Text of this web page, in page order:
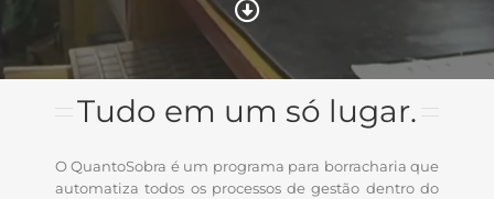
Tudo em um só lugar.
O QuantoSobra é um programa para borracharia que
automatiza todos os processos de gestão dentro do